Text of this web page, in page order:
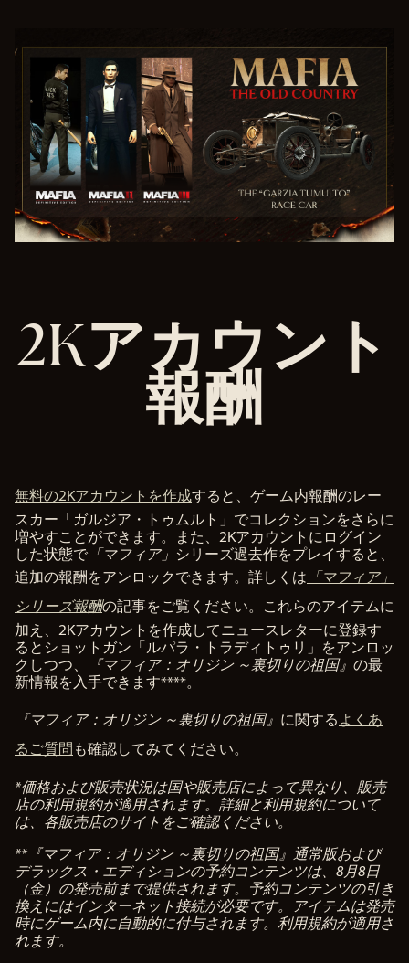
2Kアカウント
報酬
無料の2Kアカウントを作成すると、ゲーム内報酬のレー
スカー「ガルジア・トゥムルト」でコレクションをさらに
増やすことができます。また、2Kアカウントにログイン
した状態で 「マフィア」 シリーズ過去作をプレイすると、
追加の報酬をアンロックできます。詳しくは 「マフィア」
シリーズ報酬の記事をご覧ください。これらのアイテムに
加え、2Kアカウントを作成してニュースレターに登録す
るとショットガン「ルパラ・トラディトゥリ」をアンロッ
クしつつ、
『マフィア：オリジン ～裏切りの祖国』 の最
新情報を入手できます****。
『マフィア：オリジン ～裏切りの祖国』 に関する よくあ
るご質問 も確認してみてください。
*価格および販売状況は国や販売店によって異なり、販売
店の利用規約が適用されます。詳細と利用規約について
は、各販売店のサイトをご確認ください。
**『マフィア：オリジン ～裏切りの祖国』通常版および
デラックス・エディションの予約コンテンツは、8月8日
（金）の発売前まで提供されます。予約コンテンツの引き
換えにはインターネット接続が必要です。アイテムは発売
時にゲーム内に自動的に付与されます。利用規約が適用さ
れます。